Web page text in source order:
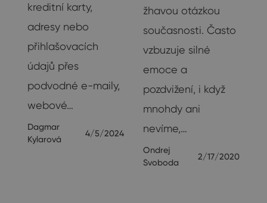
kreditní karty,
adresy nebo
přihlašovacích
údajů přes
podvodné e-maily,
webové…
Dagmar
Kylarová
4/5/2024
žhavou otázkou
současnosti. Často
vzbuzuje silné
emoce a
pozdvižení, i když
mnohdy ani
nevíme,…
Ondrej
Svoboda
2/17/2020